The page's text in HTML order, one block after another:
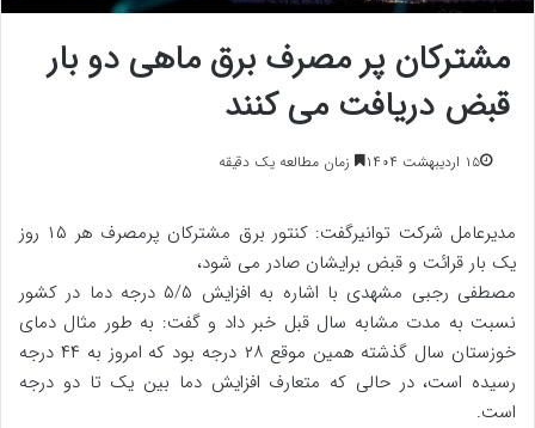
مشترکان پر مصرف برق ماهی دو بار
قبض دریافت می کنند
۱۵ اردیبهشت ۱۴۰۴ زمان مطالعه یک دقیقه
مدیرعامل شرکت توانیرگفت: کنتور برق مشترکان پرمصرف هر ۱۵ روز
یک بار قرائت و قبض برایشان صادر می شود،
مصطفی رجبی مشهدی با اشاره به افزایش ۵/۵ درجه دما در کشور
نسبت به مدت مشابه سال قبل خبر داد و گفت: به طور مثال دمای
خوزستان سال گذشته همین موقع ۲۸ درجه بود که امروز به ۴۴ درجه
رسیده است، در حالی که متعارف افزایش دما بین یک تا دو درجه
است.